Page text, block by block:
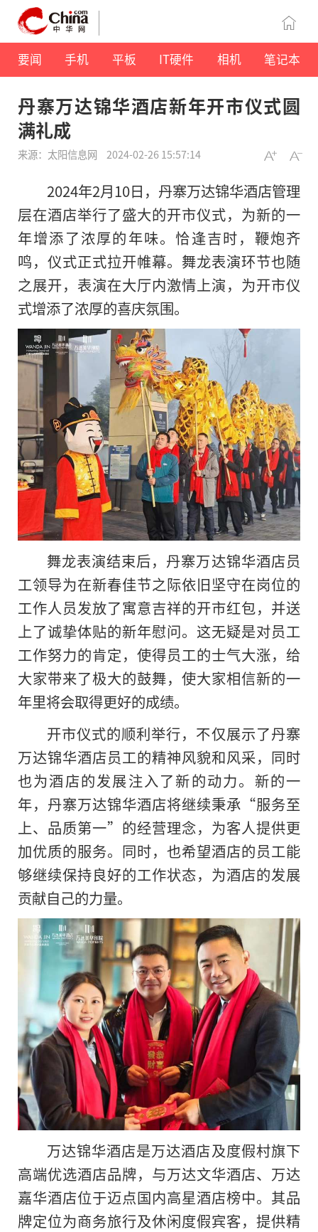
要闻 手机 平板 IT硬件 相机 笔记本
丹寨万达锦华酒店新年开市仪式圆
满礼成
来源：太阳信息网 2024-02-26 15:57:14
2024年2月10日，丹寨万达锦华酒店管理
层在酒店举行了盛大的开市仪式，为新的一
年增添了浓厚的年味。恰逢吉时，鞭炮齐
鸣，仪式正式拉开帷幕。舞龙表演环节也随
之展开，表演在大厅内激情上演，为开市仪
式增添了浓厚的喜庆氛围。
舞龙表演结束后，丹寨万达锦华酒店员
工领导为在新春佳节之际依旧坚守在岗位的
工作人员发放了寓意吉祥的开市红包，并送
上了诚挚体贴的新年慰问。这无疑是对员工
工作努力的肯定，使得员工的士气大涨，给
大家带来了极大的鼓舞，使大家相信新的一
年里将会取得更好的成绩。
开市仪式的顺利举行，不仅展示了丹寨
万达锦华酒店员工的精神风貌和风采，同时
也为酒店的发展注入了新的动力。新的一
年，丹寨万达锦华酒店将继续秉承“服务至
上、品质第一”的经营理念，为客人提供更
加优质的服务。同时，也希望酒店的员工能
够继续保持良好的工作状态，为酒店的发展
贡献自己的力量。
万达锦华酒店是万达酒店及度假村旗下
高端优选酒店品牌，与万达文华酒店、万达
嘉华酒店位于迈点国内高星酒店榜中。其品
牌定位为商务旅行及休闲度假宾客，提供精